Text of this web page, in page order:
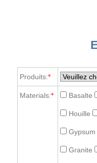
Produits:*
Materials:* Basalte
Houille
Gypsum
Granite